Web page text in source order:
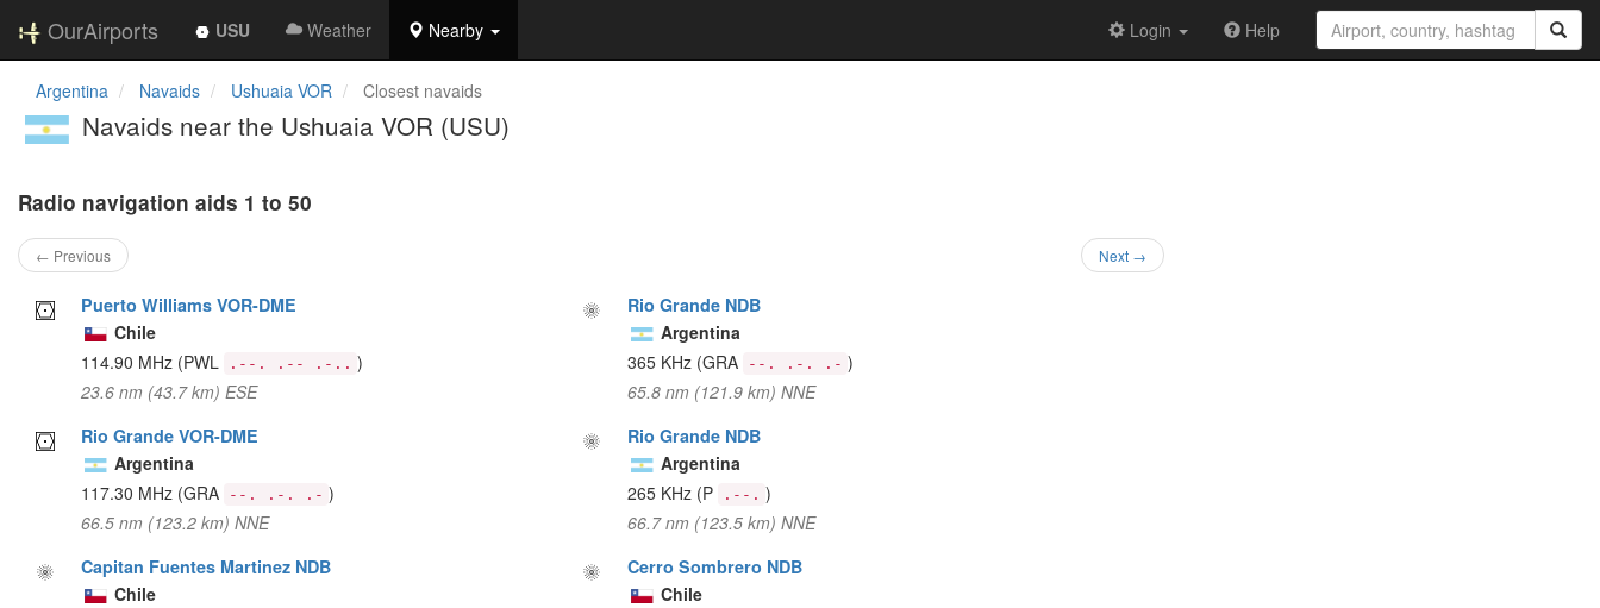
OurAirports USU Weather Nearby Login Help
Argentina Navaids Ushuaia VOR Closest navaids
Navaids near the Ushuaia VOR (USU)
Radio navigation aids 1 to 50
← Previous Next →
Puerto Williams VOR-DME
Chile
114.90 MHz (PWL .--. .-- .-.. )
23.6 nm (43.7 km) ESE
Rio Grande NDB
Argentina
365 KHz (GRA --. .-. .- )
65.8 nm (121.9 km) NNE
Rio Grande VOR-DME
Argentina
117.30 MHz (GRA --. .-. .- )
66.5 nm (123.2 km) NNE
Rio Grande NDB
Argentina
265 KHz (P .--. )
66.7 nm (123.5 km) NNE
Capitan Fuentes Martinez NDB
Chile
Cerro Sombrero NDB
Chile